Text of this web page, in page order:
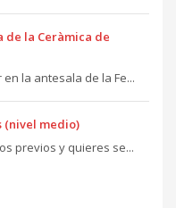
de la Ceràmica de
la antesala de la Fe...
(nivel medio)
previos y quieres se...